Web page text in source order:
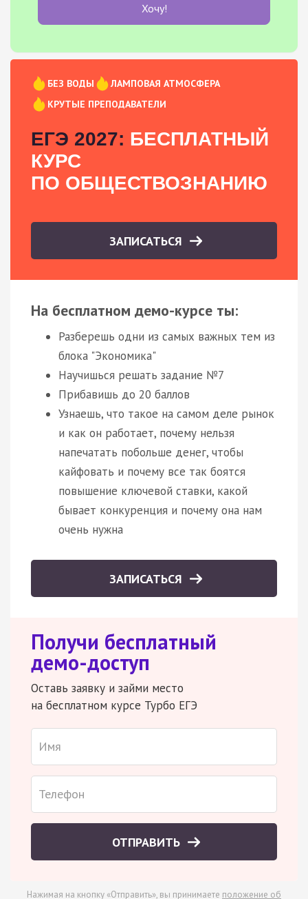
Хочу!
БЕЗ ВОДЫ
ЛАМПОВАЯ АТМОСФЕРА
КРУТЫЕ ПРЕПОДАВАТЕЛИ
ЕГЭ 2027: БЕСПЛАТНЫЙ
КУРС
ПО ОБЩЕСТВОЗНАНИЮ
ЗАПИСАТЬСЯ
На бесплатном демо-курсе ты:
Разберешь одни из самых важных тем из
блока "Экономика"
Научишься решать задание №7
Прибавишь до 20 баллов
Узнаешь, что такое на самом деле рынок
и как он работает, почему нельзя
напечатать побольше денег, чтобы
кайфовать и почему все так боятся
повышение ключевой ставки, какой
бывает конкуренция и почему она нам
очень нужна
ЗАПИСАТЬСЯ
Получи бесплатный
демо-доступ
Оставь заявку и займи место
на бесплатном курсе Турбо ЕГЭ
ОТПРАВИТЬ
Нажимая на кнопку «Отправить», вы принимаете положение об